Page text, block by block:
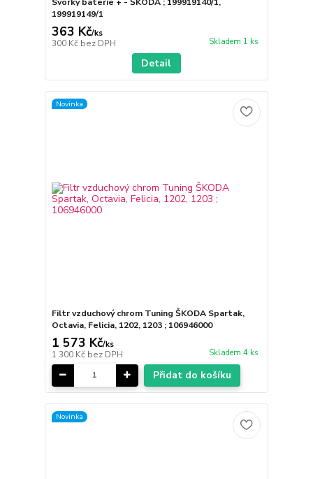
199919149/1
363 Kč/ks
300 Kč bez DPH Skladem 1 ks
Detail
Novinka
Filtr vzduchový chrom Tuning ŠKODA Spartak,
Octavia, Felicia, 1202, 1203 ; 106946000
1 573 Kč/ks
1 300 Kč bez DPH Skladem 4 ks
Přidat do košíku
Novinka